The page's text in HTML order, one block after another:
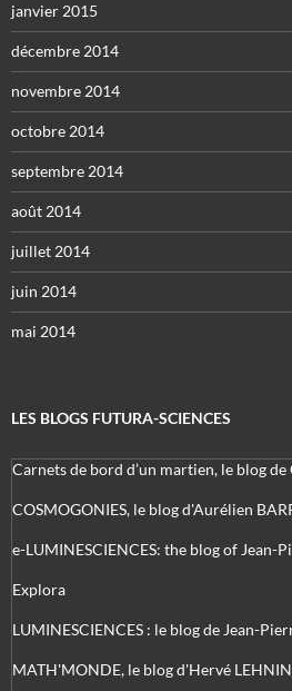
janvier 2015
décembre 2014
novembre 2014
octobre 2014
septembre 2014
août 2014
juillet 2014
juin 2014
mai 2014
LES BLOGS FUTURA-SCIENCES
Carnets de bord d’un martien, le blog
COSMOGONIES, le blog d'Aurélien
e-LUMINESCIENCES: the blog of Jean-
Explora
LUMINESCIENCES : le blog de Jean-
MATH'MONDE, le blog d'Hervé